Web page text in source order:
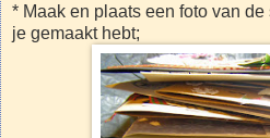
* Maak en plaats een foto van
je gemaakt hebt;